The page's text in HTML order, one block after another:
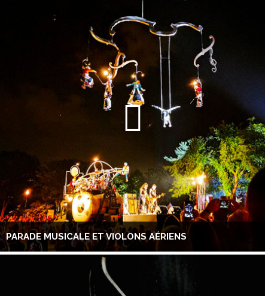
PARADE MUSICALE ET VIOLONS AÉRIENS